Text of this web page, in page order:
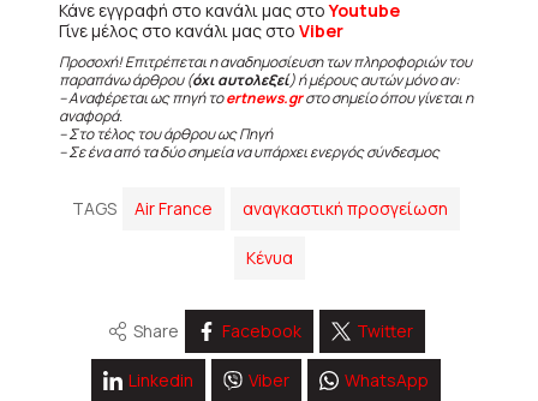
Κάνε εγγραφή στο κανάλι μας στοYoutube
Γίνε μέλος στο κανάλι μας στο Viber
Προσοχή! Επιτρέπεται η αναδημοσίευση των πληροφοριών του
παραπάνω άρθρου (όχι αυτολεξεί) ή μέρους αυτών μόνο αν:
– Αναφέρεται ως πηγή τοertnews.grστο σημείο όπου γίνεται η
αναφορά.
– Στο τέλος του άρθρου ως Πηγή
– Σε ένα από τα δύο σημεία να υπάρχει ενεργός σύνδεσμος
TAGS Air France αναγκαστική προσγείωση
Κένυα
Share Facebook Twitter
Linkedin Viber WhatsApp